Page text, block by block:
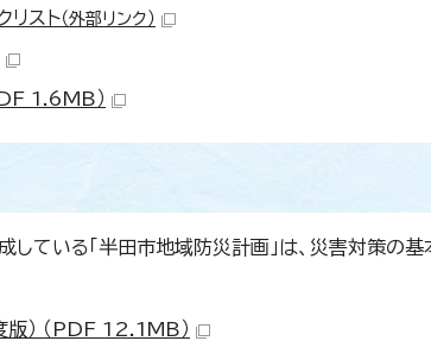
リスト（外部リンク）
1.6MB）
ている「半田市地域防災計画」は、災害対策の
） （PDF 12.1MB）